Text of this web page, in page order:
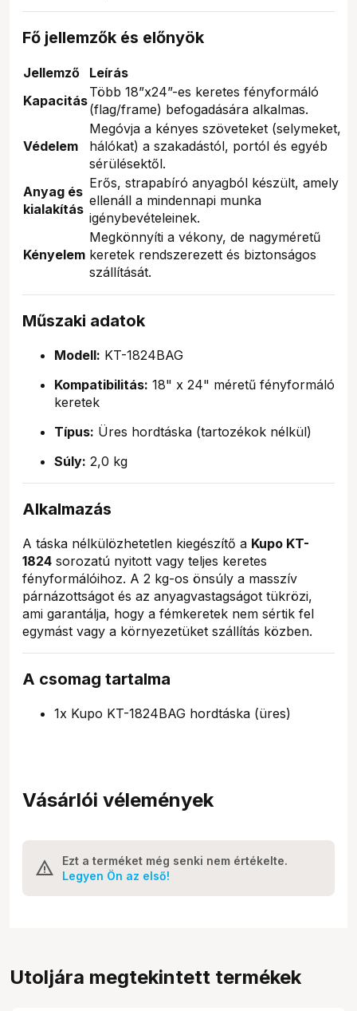
Fő jellemzők és előnyök
Jellemző
Leírás
Kapacitás
Több 18”x24”-es keretes fényformáló
(flag/frame) befogadására alkalmas.
Védelem
Megóvja a kényes szöveteket (selymeket,
hálókat) a szakadástól, portól és egyéb
sérülésektől.
Anyag és
kialakítás
Erős, strapabíró anyagból készült, amely
ellenáll a mindennapi munka
igénybevételeinek.
Kényelem
Megkönnyíti a vékony, de nagyméretű
keretek rendszerezett és biztonságos
szállítását.
Műszaki adatok
Modell: KT-1824BAG
Kompatibilitás: 18" x 24" méretű fényformáló
keretek
Típus: Üres hordtáska (tartozékok nélkül)
Súly: 2,0 kg
Alkalmazás
A táska nélkülözhetetlen kiegészítő a Kupo KT-
1824 sorozatú nyitott vagy teljes keretes
fényformálóihoz. A 2 kg-os önsúly a masszív
párnázottságot és az anyagvastagságot tükrözi,
ami garantálja, hogy a fémkeretek nem sértik fel
egymást vagy a környezetüket szállítás közben.
A csomag tartalma
1x Kupo KT-1824BAG hordtáska (üres)
Vásárlói vélemények
Ezt a terméket még senki nem értékelte.
Legyen Ön az első!
Utoljára megtekintett termékek